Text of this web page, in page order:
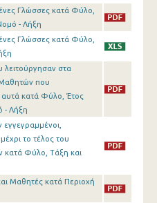
Γλώσσες κατά Φύλο,
- Λήξη
Γλώσσες κατά Φύλο,
λειτούργησαν στα
Μαθητών που
κατά Φύλο, Έτος
- Λήξη
το τέλος του
κατά Φύλο, Τάξη και
Μαθητές κατά Περιοχή